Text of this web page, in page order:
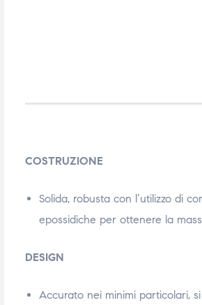
COSTRUZIONE
Solida, robusta con l’utilizzo di
epossidiche per ottenere la
DESIGN
Accurato nei minimi particolari,